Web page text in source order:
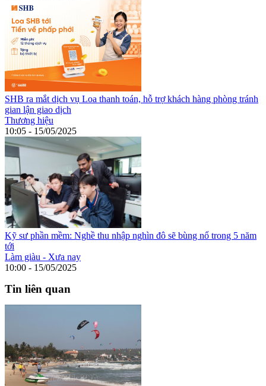
SHB ra mắt dịch vụ Loa thanh toán, hỗ trợ khách hàng phòng tránh
gian lận giao dịch
Thương hiệu
10:05 - 15/05/2025
Kỹ sư phần mềm: Nghề thu nhập nghìn đô sẽ bùng nổ trong 5 năm
tới
Làm giàu - Xưa nay
10:00 - 15/05/2025
Tin liên quan